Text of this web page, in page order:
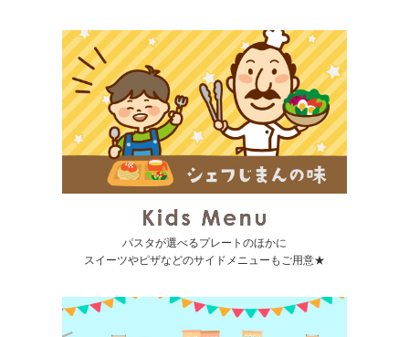
パスタが選べるプレートのほかに
スイーツやピザなどのサイドメニューもご用意★